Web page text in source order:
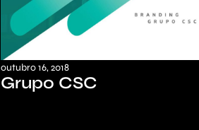
outubro 16, 2018
Grupo CSC